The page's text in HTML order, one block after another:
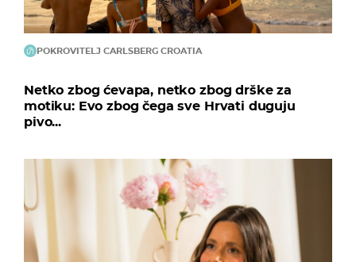
POKROVITELJ CARLSBERG CROATIA
Netko zbog ćevapa, netko zbog drške za
motiku: Evo zbog čega sve Hrvati duguju
pivo...